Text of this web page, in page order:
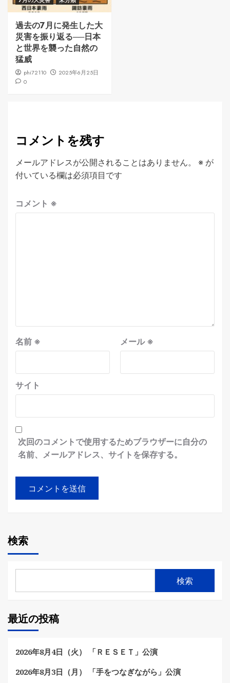
過去の7月に発生した大
災害を振り返る──日本
と世界を襲った自然の
猛威
phi72110
2025年6月25日
0
コメントを残す
メールアドレスが公開されることはありません。 ※ が
付いている欄は必須項目です
コメント ※
名前 ※ メール※
サイト
次回のコメントで使用するためブラウザーに自分の
名前、メールアドレス、サイトを保存する。
検索
検索
最近の投稿
2026年8月4日（火） 「ＲＥＳＥＴ」公演
2026年8月3日（月） 「手をつなぎながら」公演